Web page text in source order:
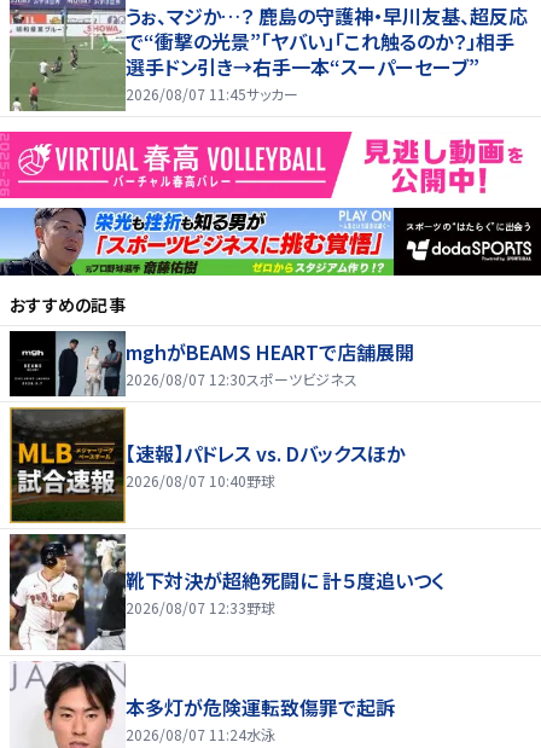
うぉ、マジか…？ 鹿島の守護神・早川友基、超反応
で“衝撃の光景”「ヤバい」「これ触るのか？」相手
選手ドン引き→右手一本“スーパーセーブ”
2026/08/07 11:45サッカー
おすすめの記事
mghがBEAMS HEARTで店舗展開
2026/08/07 12:30スポーツビジネス
【速報】パドレス vs. Dバックスほか
2026/08/07 10:40野球
靴下対決が超絶死闘に 計５度追いつく
2026/08/07 12:33野球
本多灯が危険運転致傷罪で起訴
2026/08/07 11:24水泳